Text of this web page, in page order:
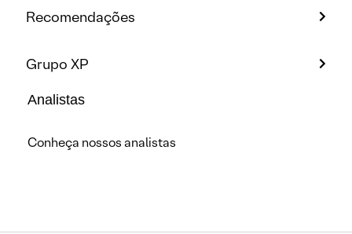
Recomendações
Grupo XP
Analistas
Conheça nossos analistas